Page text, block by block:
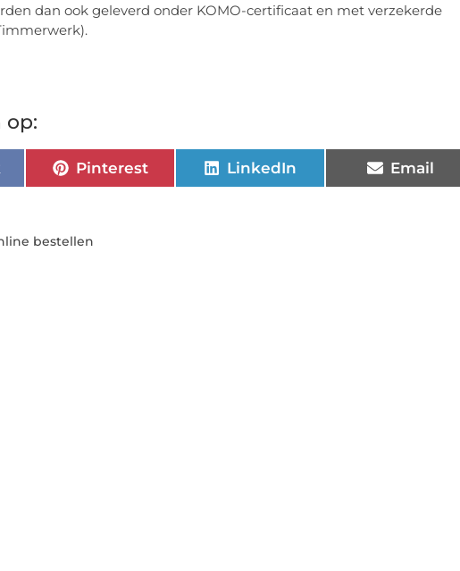
dan ook geleverd onder KOMO-certificaat en met verzekerde
op:
Pinterest LinkedIn Email
bestellen